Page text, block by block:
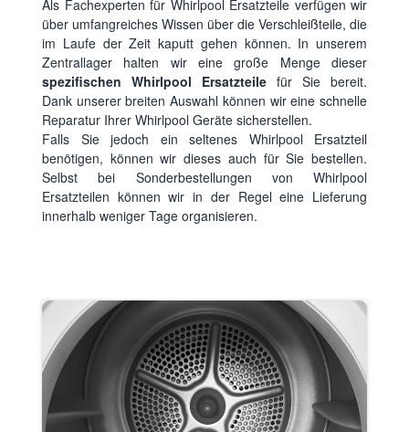
Als Fachexperten für Whirlpool Ersatzteile verfügen wir
über umfangreiches Wissen über die Verschleißteile, die
im Laufe der Zeit kaputt gehen können. In unserem
Zentrallager halten wir eine große Menge dieser
spezifischen Whirlpool Ersatzteile für Sie bereit.
Dank unserer breiten Auswahl können wir eine schnelle
Reparatur Ihrer Whirlpool Geräte sicherstellen.
Falls Sie jedoch ein seltenes Whirlpool Ersatzteil
benötigen, können wir dieses auch für Sie bestellen.
Selbst bei Sonderbestellungen von Whirlpool
Ersatzteilen können wir in der Regel eine Lieferung
innerhalb weniger Tage organisieren.